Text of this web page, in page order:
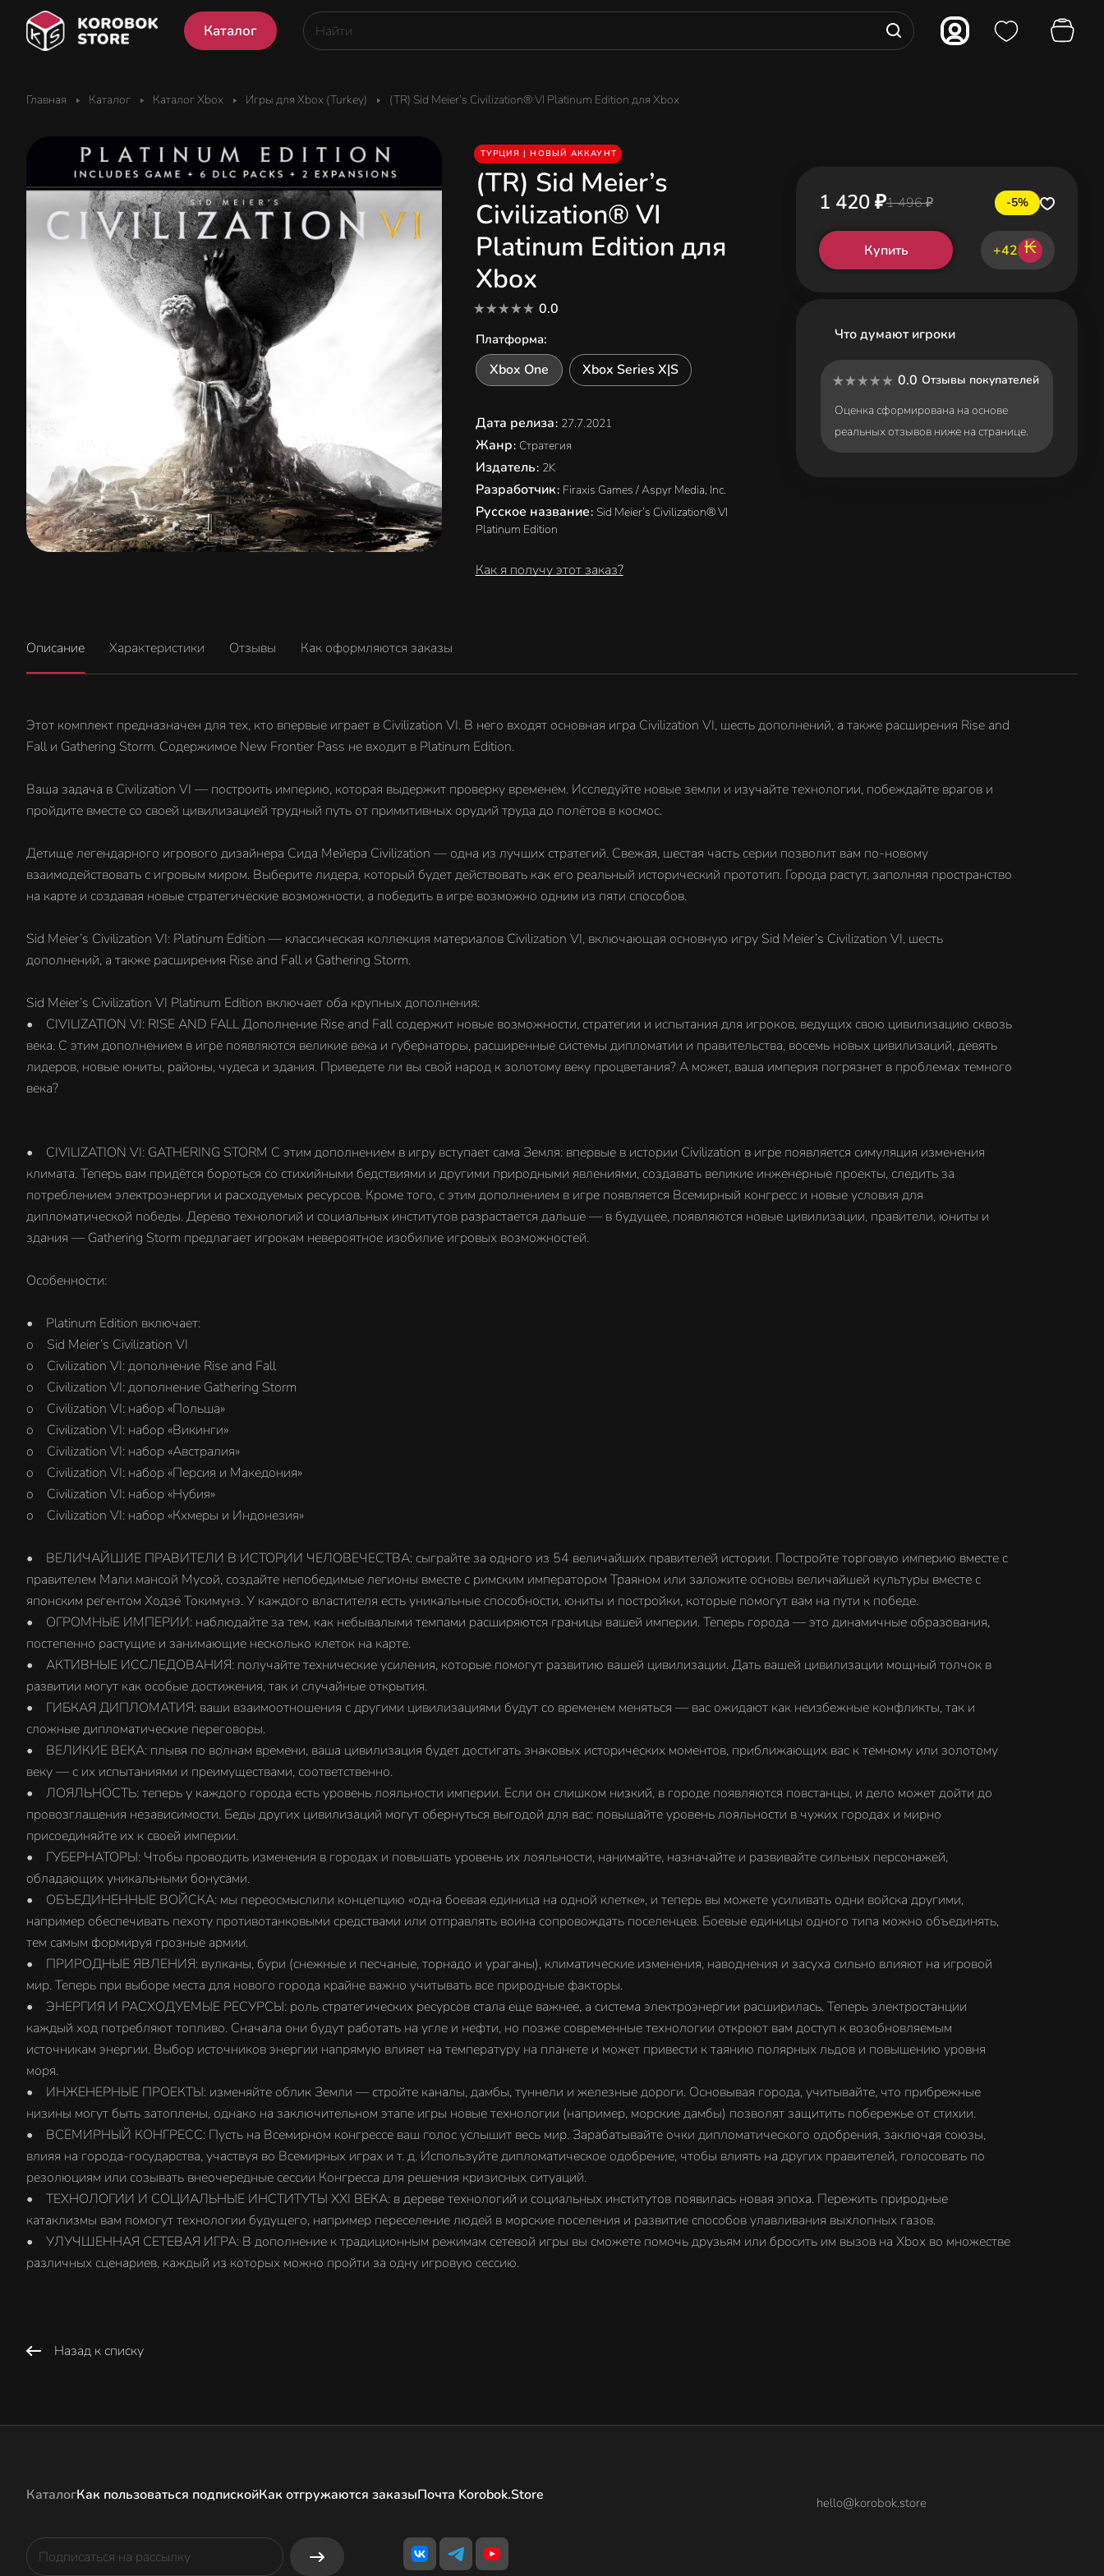
Каталог
Главная Каталог Каталог Xbox Игры для Xbox (Turkey) (TR) Sid Meier’s Civilization® VI Platinum Edition для Xbox
ТУРЦИЯ | НОВЫЙ АККАУНТ
(TR) Sid Meier’s
Civilization® VI
Platinum Edition для
Xbox
0.0
Платформа:
Xbox One Xbox Series X|S
Дата релиза: 27.7.2021
Жанр: Стратегия
Издатель: 2K
Разработчик: Firaxis Games / Aspyr Media, Inc.
Русское название: Sid Meier’s Civilization® VI
Platinum Edition
Как я получу этот заказ?
1 420 ₽1 496 ₽ -5%
Купить +42 ₭
Что думают игроки
0.0 Отзывы покупателей
Оценка сформирована на основе
реальных отзывов ниже на странице.
Описание Характеристики Отзывы Как оформляются заказы
Этот комплект предназначен для тех, кто впервые играет в Civilization VI. В него входят основная игра Civilization VI, шесть дополнений, а также расширения Rise and
Fall и Gathering Storm. Содержимое New Frontier Pass не входит в Platinum Edition.
Ваша задача в Civilization VI — построить империю, которая выдержит проверку временем. Исследуйте новые земли и изучайте технологии, побеждайте врагов и
пройдите вместе со своей цивилизацией трудный путь от примитивных орудий труда до полётов в космос.
Детище легендарного игрового дизайнера Сида Мейера Civilization — одна из лучших стратегий. Свежая, шестая часть серии позволит вам по-новому
взаимодействовать с игровым миром. Выберите лидера, который будет действовать как его реальный исторический прототип. Города растут, заполняя пространство
на карте и создавая новые стратегические возможности, а победить в игре возможно одним из пяти способов.
Sid Meier’s Civilization VI: Platinum Edition — классическая коллекция материалов Civilization VI, включающая основную игру Sid Meier’s Civilization VI, шесть
дополнений, а также расширения Rise and Fall и Gathering Storm.
Sid Meier’s Civilization VI Platinum Edition включает оба крупных дополнения:
• CIVILIZATION VI: RISE AND FALL Дополнение Rise and Fall содержит новые возможности, стратегии и испытания для игроков, ведущих свою цивилизацию сквозь
века. С этим дополнением в игре появляются великие века и губернаторы, расширенные системы дипломатии и правительства, восемь новых цивилизаций, девять
лидеров, новые юниты, районы, чудеса и здания. Приведете ли вы свой народ к золотому веку процветания? А может, ваша империя погрязнет в проблемах темного
века?
• CIVILIZATION VI: GATHERING STORM С этим дополнением в игру вступает сама Земля: впервые в истории Civilization в игре появляется симуляция изменения
климата. Теперь вам придётся бороться со стихийными бедствиями и другими природными явлениями, создавать великие инженерные проекты, следить за
потреблением электроэнергии и расходуемых ресурсов. Кроме того, с этим дополнением в игре появляется Всемирный конгресс и новые условия для
дипломатической победы. Дерево технологий и социальных институтов разрастается дальше — в будущее, появляются новые цивилизации, правители, юниты и
здания — Gathering Storm предлагает игрокам невероятное изобилие игровых возможностей.
Особенности:
• Platinum Edition включает:
o Sid Meier’s Civilization VI
o Civilization VI: дополнение Rise and Fall
o Civilization VI: дополнение Gathering Storm
o Civilization VI: набор «Польша»
o Civilization VI: набор «Викинги»
o Civilization VI: набор «Австралия»
o Civilization VI: набор «Персия и Македония»
o Civilization VI: набор «Нубия»
o Civilization VI: набор «Кхмеры и Индонезия»
• ВЕЛИЧАЙШИЕ ПРАВИТЕЛИ В ИСТОРИИ ЧЕЛОВЕЧЕСТВА: сыграйте за одного из 54 величайших правителей истории. Постройте торговую империю вместе с
правителем Мали мансой Мусой, создайте непобедимые легионы вместе с римским императором Траяном или заложите основы величайшей культуры вместе с
японским регентом Ходзё Токимунэ. У каждого властителя есть уникальные способности, юниты и постройки, которые помогут вам на пути к победе.
• ОГРОМНЫЕ ИМПЕРИИ: наблюдайте за тем, как небывалыми темпами расширяются границы вашей империи. Теперь города — это динамичные образования,
постепенно растущие и занимающие несколько клеток на карте.
• АКТИВНЫЕ ИССЛЕДОВАНИЯ: получайте технические усиления, которые помогут развитию вашей цивилизации. Дать вашей цивилизации мощный толчок в
развитии могут как особые достижения, так и случайные открытия.
• ГИБКАЯ ДИПЛОМАТИЯ: ваши взаимоотношения с другими цивилизациями будут со временем меняться — вас ожидают как неизбежные конфликты, так и
сложные дипломатические переговоры.
• ВЕЛИКИЕ ВЕКА: плывя по волнам времени, ваша цивилизация будет достигать знаковых исторических моментов, приближающих вас к темному или золотому
веку — с их испытаниями и преимуществами, соответственно.
• ЛОЯЛЬНОСТЬ: теперь у каждого города есть уровень лояльности империи. Если он слишком низкий, в городе появляются повстанцы, и дело может дойти до
провозглашения независимости. Беды других цивилизаций могут обернуться выгодой для вас: повышайте уровень лояльности в чужих городах и мирно
присоединяйте их к своей империи.
• ГУБЕРНАТОРЫ: Чтобы проводить изменения в городах и повышать уровень их лояльности, нанимайте, назначайте и развивайте сильных персонажей,
обладающих уникальными бонусами.
• ОБЪЕДИНЕННЫЕ ВОЙСКА: мы переосмыслили концепцию «одна боевая единица на одной клетке», и теперь вы можете усиливать одни войска другими,
например обеспечивать пехоту противотанковыми средствами или отправлять воина сопровождать поселенцев. Боевые единицы одного типа можно объединять,
тем самым формируя грозные армии.
• ПРИРОДНЫЕ ЯВЛЕНИЯ: вулканы, бури (снежные и песчаные, торнадо и ураганы), климатические изменения, наводнения и засуха сильно влияют на игровой
мир. Теперь при выборе места для нового города крайне важно учитывать все природные факторы.
• ЭНЕРГИЯ И РАСХОДУЕМЫЕ РЕСУРСЫ: роль стратегических ресурсов стала еще важнее, а система электроэнергии расширилась. Теперь электростанции
каждый ход потребляют топливо. Сначала они будут работать на угле и нефти, но позже современные технологии откроют вам доступ к возобновляемым
источникам энергии. Выбор источников энергии напрямую влияет на температуру на планете и может привести к таянию полярных льдов и повышению уровня
моря.
• ИНЖЕНЕРНЫЕ ПРОЕКТЫ: изменяйте облик Земли — стройте каналы, дамбы, туннели и железные дороги. Основывая города, учитывайте, что прибрежные
низины могут быть затоплены, однако на заключительном этапе игры новые технологии (например, морские дамбы) позволят защитить побережье от стихии.
• ВСЕМИРНЫЙ КОНГРЕСС: Пусть на Всемирном конгрессе ваш голос услышит весь мир. Зарабатывайте очки дипломатического одобрения, заключая союзы,
влияя на города-государства, участвуя во Всемирных играх и т. д. Используйте дипломатическое одобрение, чтобы влиять на других правителей, голосовать по
резолюциям или созывать внеочередные сессии Конгресса для решения кризисных ситуаций.
• ТЕХНОЛОГИИ И СОЦИАЛЬНЫЕ ИНСТИТУТЫ XXI ВЕКА: в дереве технологий и социальных институтов появилась новая эпоха. Пережить природные
катаклизмы вам помогут технологии будущего, например переселение людей в морские поселения и развитие способов улавливания выхлопных газов.
• УЛУЧШЕННАЯ СЕТЕВАЯ ИГРА: В дополнение к традиционным режимам сетевой игры вы сможете помочь друзьям или бросить им вызов на Xbox во множестве
различных сценариев, каждый из которых можно пройти за одну игровую сессию.
Назад к списку
КаталогКак пользоваться подпискойКак отгружаются заказыПочта Korobok.Store hello@korobok.store